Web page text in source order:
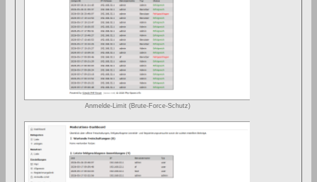
Anmelde-Limit (Brute-Force-Schutz)